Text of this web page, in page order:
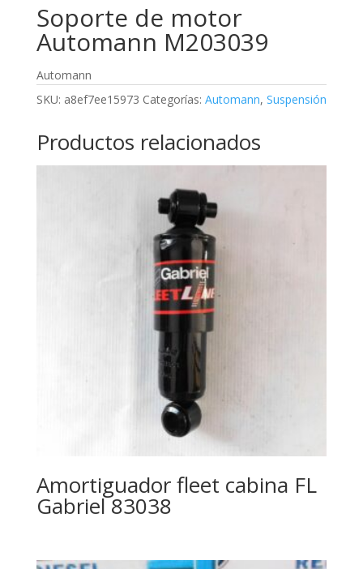
Soporte de motor
Automann M203039
Automann
SKU: a8ef7ee15973 Categorías: Automann, Suspensión
Productos relacionados
Amortiguador fleet cabina FL
Gabriel 83038